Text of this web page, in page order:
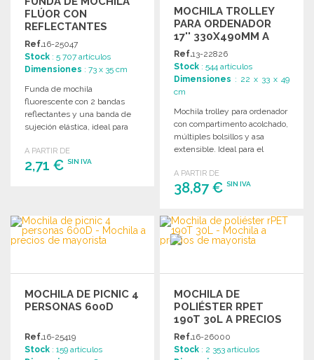
FLÚOR CON
REFLECTANTES
Ref.16-25047
Stock : 5 707 artículos
Dimensiones : 73 x 35 cm
Funda de mochila
fluorescente con 2 bandas
reflectantes y una banda de
sujeción elástica, ideal para
A PARTIR DE
2,71 € SIN IVA
Solicitar un presupuesto
MOCHILA TROLLEY
PARA ORDENADOR
17'' 330X490MM A
PRECIOS DE
MAYORISTA
Ref.13-22826
Stock : 544 artículos
Dimensiones : 22 x 33 x 49
cm
Mochila trolley para ordenador
con compartimento acolchado,
múltiples bolsillos y asa
extensible. Ideal para el
dispositivos.
A PARTIR DE
38,87 €SIN IVA
PEDIR
Solicitar un presupuesto
MOCHILA DE PICNIC 4
PERSONAS 600D
Ref.16-25419
Stock : 159 artículos
MOCHILA DE
POLIÉSTER RPET
190T 30L A PRECIOS
DE MAYORISTA
Ref.16-26000
Stock : 2 353 artículos